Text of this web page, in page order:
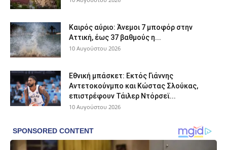
Καιρός αύριο: Άνεμοι 7 μποφόρ στην
Αττική, έως 37 βαθμούς η...
10 Αυγούστου 2026
Εθνική μπάσκετ: Εκτός Γιάννης
Αντετοκούνμπο και Κώστας Σλούκας,
επιστρέφουν Τάιλερ Ντόρσεϊ...
10 Αυγούστου 2026